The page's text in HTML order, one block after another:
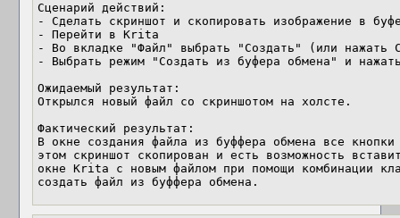
Сценарий действий:
- Сделать скриншот и скопировать изображение в
- Перейти в Krita
- Во вкладке "Файл" выбрать "Создать" (или нажать
- Выбрать режим "Создать из буфера обмена" и
Ожидаемый результат:
Открылся новый файл со скриншотом на холсте.
Фактический результат:
В окне создания файла из буффера обмена все
этом скриншот скопирован и есть возможность
окне Krita с новым файлом при помощи комбинации
создать файл из буффера обмена.